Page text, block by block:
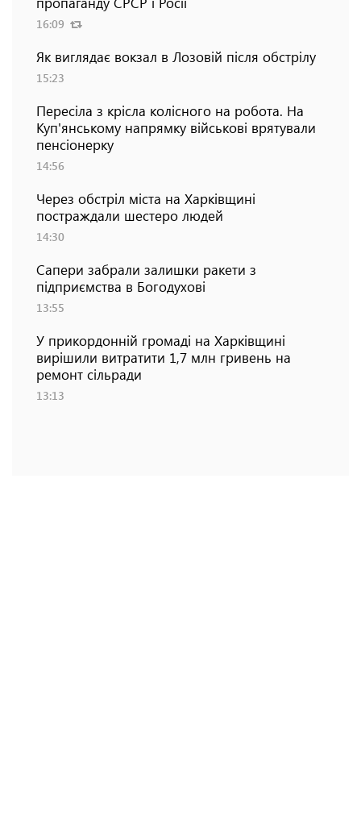
16:09
Як виглядає вокзал в Лозовій після обстрілу
15:23
Пересіла з крісла колісного на робота. На
Куп'янському напрямку військові врятували
пенсіонерку
14:56
Через обстріл міста на Харківщині
постраждали шестеро людей
14:30
Сапери забрали залишки ракети з
підприємства в Богодухові
13:55
У прикордонній громаді на Харківщині
вирішили витратити 1,7 млн гривень на
ремонт сільради
13:13